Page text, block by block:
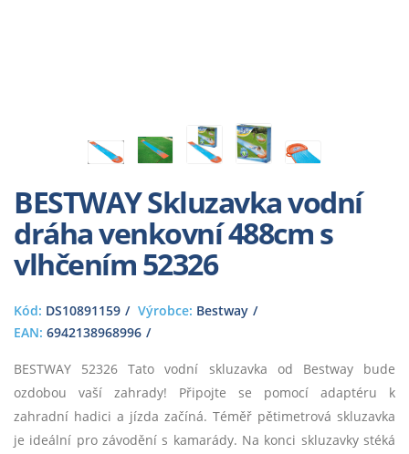
BESTWAY Skluzavka vodní
dráha venkovní 488cm s
vlhčením 52326
Kód: DS10891159 Výrobce: Bestway
EAN: 6942138968996
BESTWAY 52326 Tato vodní skluzavka od Bestway bude
ozdobou vaší zahrady! Připojte se pomocí adaptéru k
zahradní hadici a jízda začíná. Téměř pětimetrová skluzavka
je ideální pro závodění s kamarády. Na konci skluzavky stéká